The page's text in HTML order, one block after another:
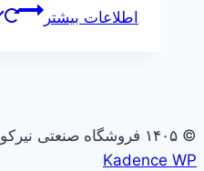
اطلاعات بیشتر
© ۱۴۰۵ فروشگاه صنعتی نیرکو - قالب وردپرس توسط
Kadence WP